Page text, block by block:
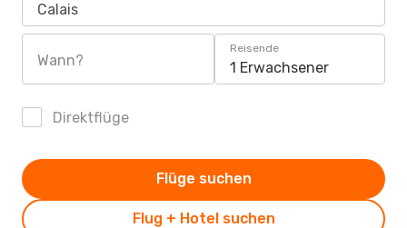
Calais
Wann?
Reisende
1 Erwachsener
Direktflüge
Flug + Hotel suchen
Flüge suchen